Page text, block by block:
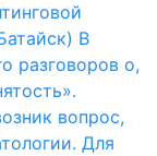
В
разговоров о,
вопрос,
Для